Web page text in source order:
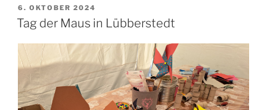
VERÖFFENTLICHT
AM
6. OKTOBER 2024
Tag der Maus in Lübberstedt